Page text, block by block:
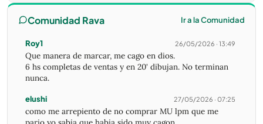
Comunidad Rava Ir a la Comunidad
Roy1 26/05/2026 · 13:49
Que manera de marcar, me cago en dios.
6 hs completas de ventas y en 20' dibujan. No terminan
nunca.
elushi 27/05/2026 · 07:25
como me arrepiento de no comprar MU lpm que me